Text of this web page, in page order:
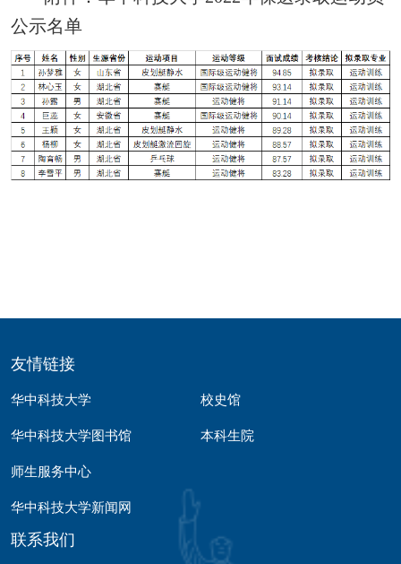
公示名单
友情链接
华中科技大学
华中科技大学图书馆
师生服务中心
华中科技大学新闻网
校史馆
本科生院
联系我们